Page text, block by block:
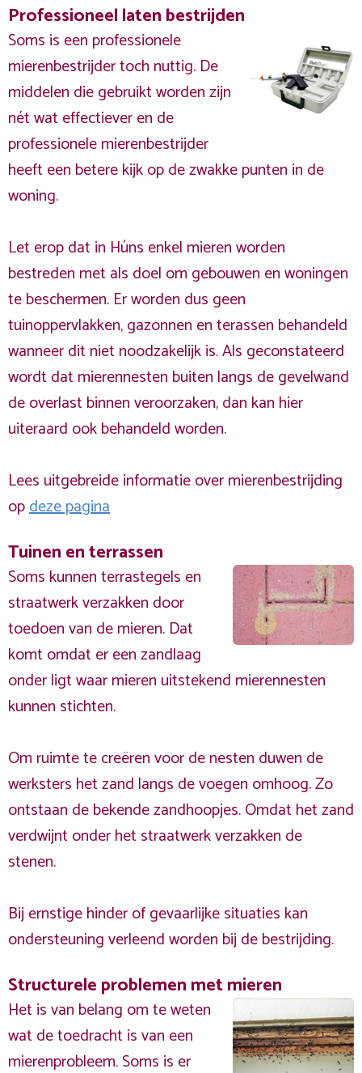
Professioneel laten bestrijden
Soms is een professionele
mierenbestrijder toch nuttig. De
middelen die gebruikt worden zijn
nét wat effectiever en de
professionele mierenbestrijder
heeft een betere kijk op de zwakke punten in de
woning.
Let erop dat in Húns enkel mieren worden
bestreden met als doel om gebouwen en woningen
te beschermen. Er worden dus geen
tuinoppervlakken, gazonnen en terassen behandeld
wanneer dit niet noodzakelijk is. Als geconstateerd
wordt dat mierennesten buiten langs de gevelwand
de overlast binnen veroorzaken, dan kan hier
uiteraard ook behandeld worden.
Lees uitgebreide informatie over mierenbestrijding
opdeze pagina
Tuinen en terrassen
Soms kunnen terrastegels en
straatwerk verzakken door
toedoen van de mieren. Dat
komt omdat er een zandlaag
onder ligt waar mieren uitstekend mierennesten
kunnen stichten.
Om ruimte te creëren voor de nesten duwen de
werksters het zand langs de voegen omhoog. Zo
ontstaan de bekende zandhoopjes. Omdat het zand
verdwijnt onder het straatwerk verzakken de
stenen.
Bij ernstige hinder of gevaarlijke situaties kan
ondersteuning verleend worden bij de bestrijding.
Structurele problemen met mieren
Het is van belang om te weten
wat de toedracht is van een
mierenprobleem. Soms is er